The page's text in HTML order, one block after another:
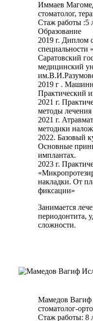
Иммаев
стоматолог,
Стаж работы :5
Образование
2019 г. Диплом
специальности
Саратовский
медицинский
2019 г .
Практический
2021 г.
методы лечения
2021 г.
методики
2022. Базовый
Основные
имплантах.
2023 г.
накладки. От
фиксации»
Занимается
периодонтита,
сложности.
Мамедов Вагиф
стоматолог-
Стаж работы: 8